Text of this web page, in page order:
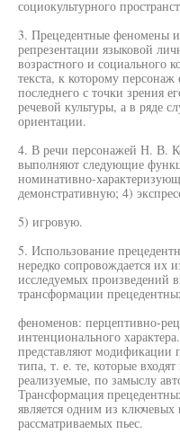
социокультурного
3. Прецедентные феномены
репрезентации языковой
возрастного и социального
текста, к которому персонаж
последнего с точки зрения
речевой культуры, а в ряде
ориентации.
4. В речи персонажей Н. В.
выполняют следующие
номинативно-
демонстративную; 4)
5) игровую.
5. Использование
нередко сопровождается их
исследуемых произведений
трансформации
феноменов: перцептивно-
интенционального
представляют модификации
типа, т. е. те, которые
реализуемые, по замыслу
Трансформация
является одним из
рассматриваемых пьес.